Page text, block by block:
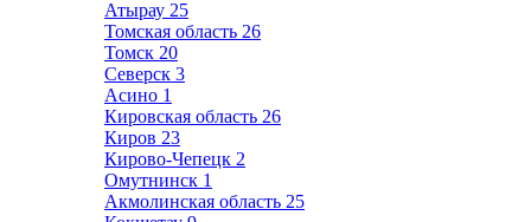
Атырау 25
Томская область 26
Томск 20
Северск 3
Асино 1
Кировская область 26
Киров 23
Кирово-Чепецк 2
Омутнинск 1
Акмолинская область 25